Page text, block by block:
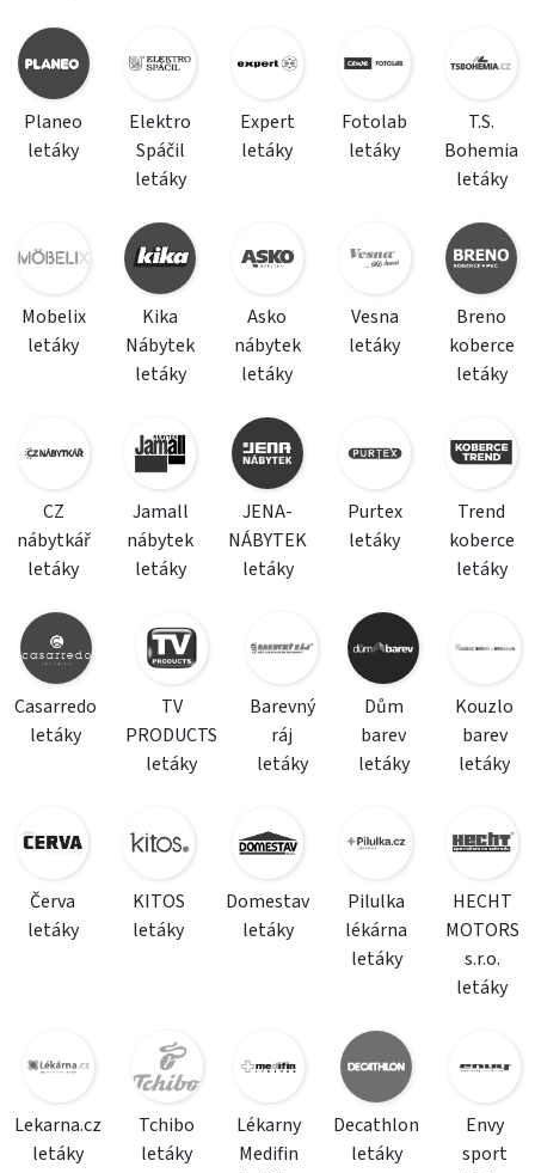
Planeo
letáky
Elektro
Spáčil
letáky
Expert
letáky
Fotolab
letáky
T.S.
Bohemia
letáky
Mobelix
letáky
Kika
Nábytek
letáky
Asko
nábytek
letáky
Vesna
letáky
Breno
koberce
letáky
CZ
nábytkář
letáky
Jamall
nábytek
letáky
JENA-
NÁBYTEK
letáky
Purtex
letáky
Trend
koberce
letáky
Casarredo
letáky
TV
PRODUCTS
letáky
Barevný
ráj
letáky
Dům
barev
letáky
Kouzlo
barev
letáky
Červa
letáky
KITOS
letáky
Domestav
letáky
Pilulka
lékárna
letáky
HECHT
MOTORS
s.r.o.
letáky
Lekarna.cz
letáky
Tchibo
letáky
Lékarny
Medifin
Decathlon
letáky
Envy
sport